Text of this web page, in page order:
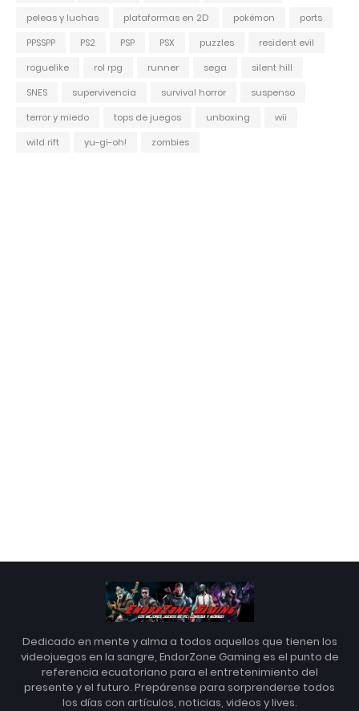
peleas y luchas
plataformas en 2D pokémon
ports
PPSSPP
PS2 PSP PSX puzzles
resident evil
roguelike
rol rpg runner sega
silent hill
SNES
supervivencia survival horror
suspenso
terror y miedo
tops de juegos unboxing
wii
wild rift
yu-gi-oh! zombies
Dedicado en mente y alma a todos aquellos que tienen los
videojuegos en la sangre, EndorZone Gaming es el punto de
referencia ecuatoriano para el entretenimiento del
presente y el futuro. Prepárense para sorprenderse todos
los días con artículos, noticias, videos y lives.